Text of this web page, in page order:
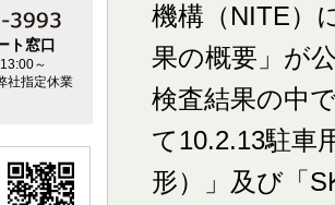
機構（NITE）
果の概要」が
検査結果の中
て10.2.13駐車
形）」及び「
ト窓口
～
社指定休業